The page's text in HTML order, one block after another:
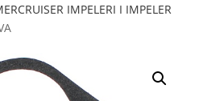
IMPELERI I IMPELER